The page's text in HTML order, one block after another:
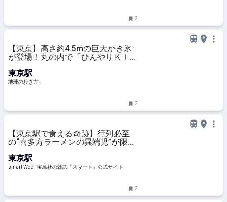
2
【東京】高さ約4.5mの巨大かき氷
が登場！丸の内で「ひんやりＫＩＴ
東京駅
地球の歩き方
2
【東京駅で食える奇跡】行列必至
の“喜多方ラーメンの異端児”が限定
シュー＆東京限定麺を実食レポ |
smart Web | 宝島社の雑誌「スマー
東京駅
smart Web | 宝島社の雑誌「スマート」公式サイト
2